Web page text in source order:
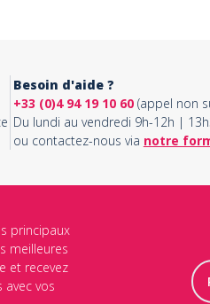
Besoin d'aide ?
+33 (0)4 94 19 10 60(appel non
Du lundi au vendredi 9h-12h |
ou contactez-nous via notre
principaux
meilleures
et recevez
vos